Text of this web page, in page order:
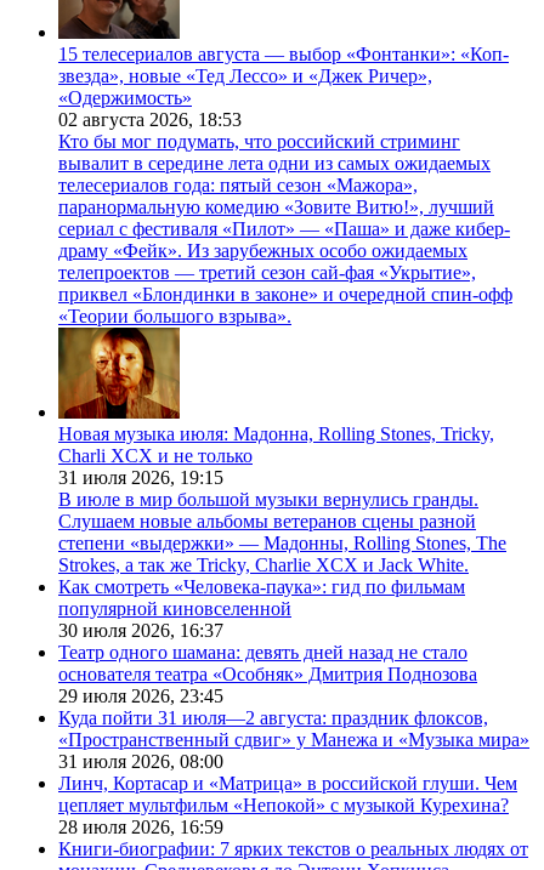
15 телесериалов августа — выбор «Фонтанки»: «Коп-
звезда», новые «Тед Лессо» и «Джек Ричер»,
«Одержимость»
02 августа 2026, 18:53
Кто бы мог подумать, что российский стриминг
вывалит в середине лета одни из самых ожидаемых
телесериалов года: пятый сезон «Мажора»,
паранормальную комедию «Зовите Витю!», лучший
сериал с фестиваля «Пилот» — «Паша» и даже кибер-
драму «Фейк». Из зарубежных особо ожидаемых
телепроектов — третий сезон сай-фая «Укрытие»,
приквел «Блондинки в законе» и очередной спин-офф
«Теории большого взрыва».
Новая музыка июля: Мадонна, Rolling Stones, Tricky,
Charli XCX и не только
31 июля 2026, 19:15
В июле в мир большой музыки вернулись гранды.
Слушаем новые альбомы ветеранов сцены разной
степени «выдержки» — Мадонны, Rolling Stones, The
Strokes, а так же Tricky, Charlie XCX и Jack White.
Как смотреть «Человека-паука»: гид по фильмам
популярной киновселенной
30 июля 2026, 16:37
Театр одного шамана: девять дней назад не стало
основателя театра «Особняк» Дмитрия Поднозова
29 июля 2026, 23:45
Куда пойти 31 июля—2 августа: праздник флоксов,
«Пространственный сдвиг» у Манежа и «Музыка мира»
31 июля 2026, 08:00
Линч, Кортасар и «Матрица» в российской глуши. Чем
цепляет мультфильм «Непокой» с музыкой Курехина?
28 июля 2026, 16:59
Книги-биографии: 7 ярких текстов о реальных людях от